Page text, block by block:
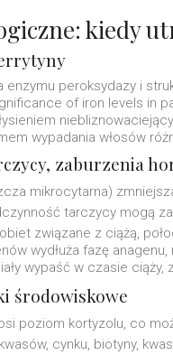
kiedy
peroksydazy i
of iron levels in
wypadania włosów
zaburzenia
mikrocytarna)
tarczycy mogą
związane z ciążą,
wydłuża fazę
wypaść w czasie
środowiskowe
poziom kortyzolu, co
cynku, biotyny,